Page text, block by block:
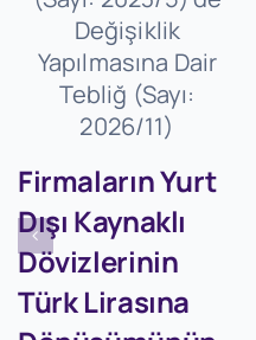
Firmaların Yurt
Dışı Kaynaklı
Dövizlerinin
Türk Lirasına